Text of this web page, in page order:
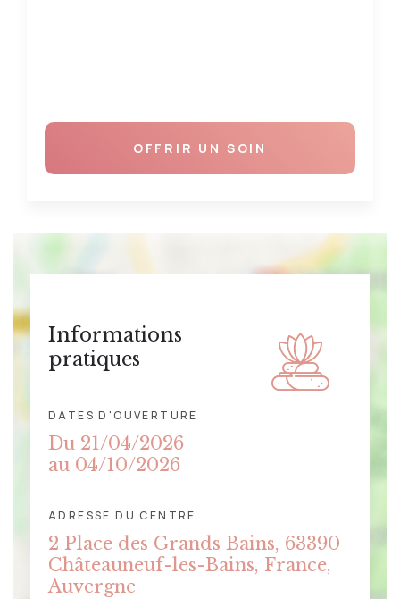
OFFRIR UN SOIN
CARTE
Informations
pratiques
DATES D'OUVERTURE
Du 21/04/2026
au 04/10/2026
ADRESSE DU CENTRE
2 Place des Grands Bains, 63390
Châteauneuf-les-Bains, France,
Auvergne